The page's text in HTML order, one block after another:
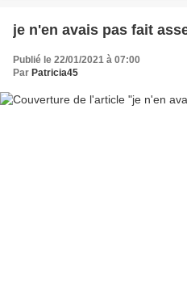
je n'en avais pas fait
Publié le 22/01/2021 à 07:00
Par Patricia45